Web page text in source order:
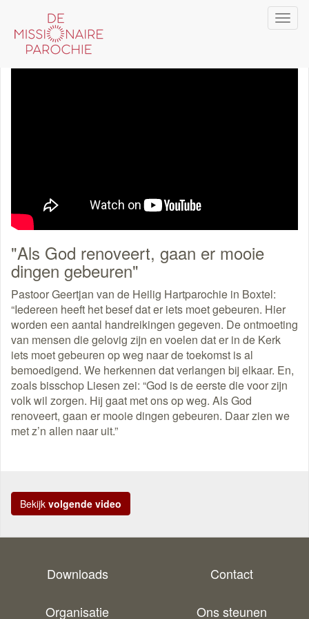
naar
"Als God renoveert, gaan er mooie
dingen gebeuren"
Pastoor Geertjan van de Heilig Hartparochie in Boxtel:
“Iedereen heeft het besef dat er iets moet gebeuren. Hier
worden een aantal handreikingen gegeven. De ontmoeting
van mensen die gelovig zijn en voelen dat er in de Kerk
iets moet gebeuren op weg naar de toekomst is al
bemoedigend. We herkennen dat verlangen bij elkaar. En,
zoals bisschop Liesen zei: “God is de eerste die voor zijn
volk wil zorgen. Hij gaat met ons op weg. Als God
renoveert, gaan er mooie dingen gebeuren. Daar zien we
met z’n allen naar uit.”
Bekijk volgende video
Downloads Contact
Organisatie Ons steunen